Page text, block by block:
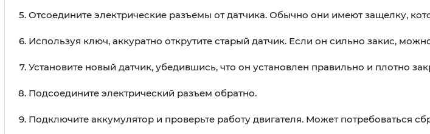
Отсоедините электрические разъемы от датчика. Обычно они имеют защелку,
Используя ключ, аккуратно открутите старый датчик. Если он сильно закис,
Установите новый датчик, убедившись, что он установлен правильно и плотно
Подсоедините электрический разъем обратно.
Подключите аккумулятор и проверьте работу двигателя. Может потребоваться